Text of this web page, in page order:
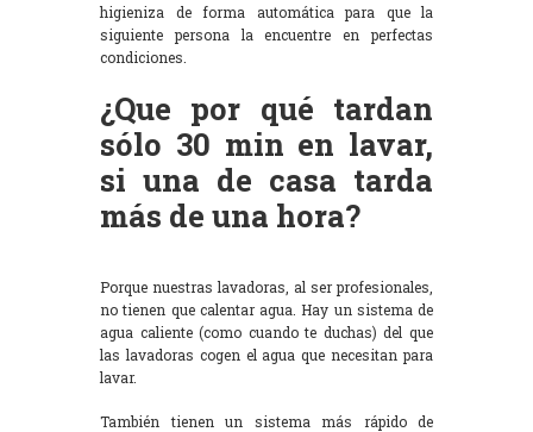
higieniza de forma automática para que la
siguiente persona la encuentre en perfectas
condiciones.
¿Que por qué tardan
sólo 30 min en lavar,
si una de casa tarda
más de una hora?
Porque nuestras lavadoras, al ser profesionales,
no tienen que calentar agua. Hay un sistema de
agua caliente (como cuando te duchas) del que
las lavadoras cogen el agua que necesitan para
lavar.
También tienen un sistema más rápido de